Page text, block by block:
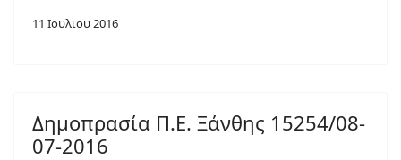
11 Ιουλιου 2016
Δημοπρασία Π.Ε. Ξάνθης 15254/08-
07-2016